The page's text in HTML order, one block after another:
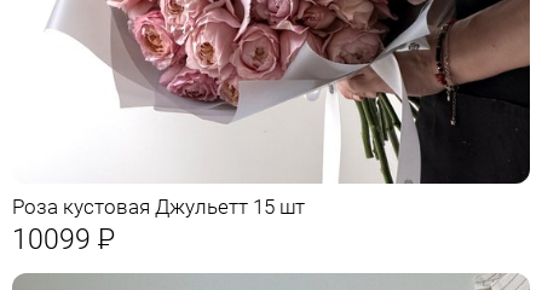
Роза кустовая Джульетт 15 шт
10099 Р